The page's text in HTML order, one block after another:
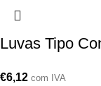
Luvas Tipo
€6,12 com IVA